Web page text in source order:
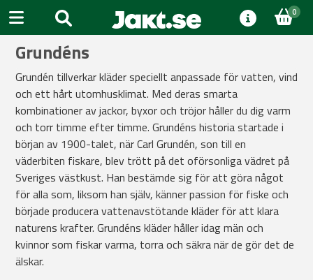
0
Grundéns
Grundén tillverkar kläder speciellt anpassade för vatten, vind
och ett hårt utomhusklimat. Med deras smarta
kombinationer av jackor, byxor och tröjor håller du dig varm
och torr timme efter timme. Grundéns historia startade i
början av 1900-talet, när Carl Grundén, son till en
väderbiten fiskare, blev trött på det oförsonliga vädret på
Sveriges västkust. Han bestämde sig för att göra något
för alla som, liksom han själv, känner passion för fiske och
började producera vattenavstötande kläder för att klara
naturens krafter. Grundéns kläder håller idag män och
kvinnor som fiskar varma, torra och säkra när de gör det de
älskar.